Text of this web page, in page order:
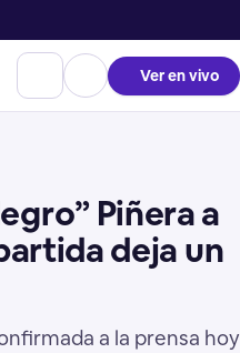
Ver en vivo
Piñera a
deja un
a la prensa hoy